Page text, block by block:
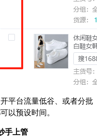
平台流量低谷、或者分批
以预设时间。
手上管